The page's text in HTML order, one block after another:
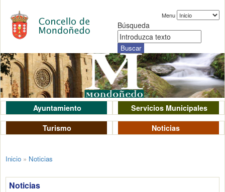
Menu
Búsqueda
Ayuntamiento
Servicios Municipales
Turismo
Noticias
Inicio » Noticias
Noticias